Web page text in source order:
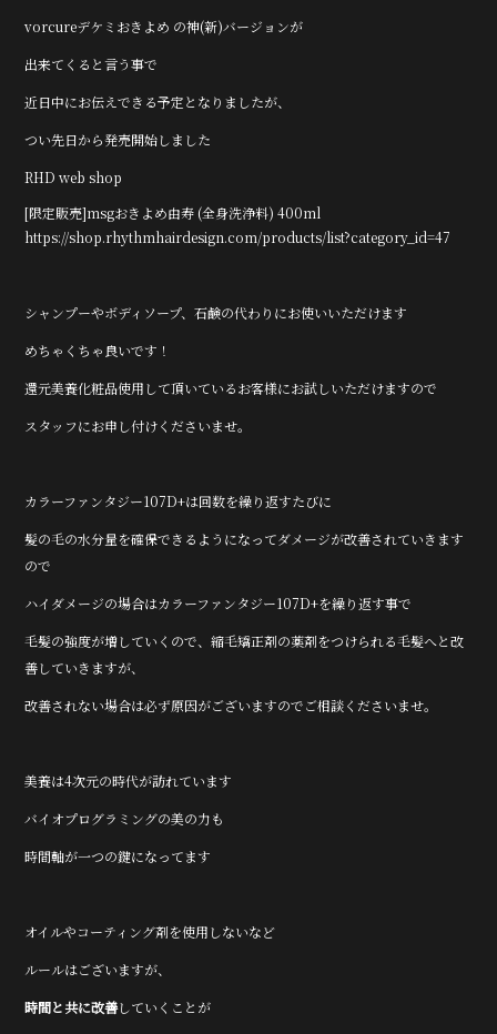
vorcureデケミおきよめ の神(新)バージョンが
出来てくると言う事で
近日中にお伝えできる予定となりましたが、
つい先日から発売開始しました
RHD web shop
[限定販売]msgおきよめ由寿 (全身洗浄料) 400ml
https://shop.rhythmhairdesign.com/products/list?category_id=47
シャンプーやボディソープ、石鹸の代わりにお使いいただけます
めちゃくちゃ良いです！
還元美養化粧品使用して頂いているお客様にお試しいただけますので
スタッフにお申し付けくださいませ。
カラーファンタジー107D+は回数を繰り返すたびに
髪の毛の水分量を確保できるようになってダメージが改善されていきます
ので
ハイダメージの場合はカラーファンタジー107D+を繰り返す事で
毛髪の強度が増していくので、縮毛矯正剤の薬剤をつけられる毛髪へと改
善していきますが、
改善されない場合は必ず原因がございますのでご相談くださいませ。
美養は4次元の時代が訪れています
バイオプログラミングの美の力も
時間軸が一つの鍵になってます
オイルやコーティング剤を使用しないなど
ルールはございますが、
時間と共に改善していくことが